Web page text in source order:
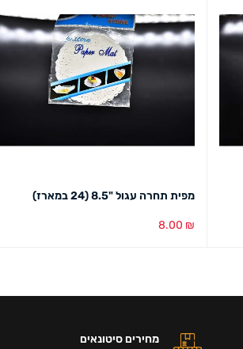
מפית תחרה עגול "8.5 (24 במארז)
8.00 ₪
מחירים סיטונאים